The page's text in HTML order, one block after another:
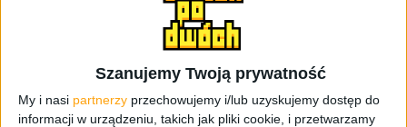
Szanujemy Twoją prywatność
My i nasi partnerzy przechowujemy i/lub uzyskujemy dostęp do
informacji w urządzeniu, takich jak pliki cookie, i przetwarzamy
gt-i9300i